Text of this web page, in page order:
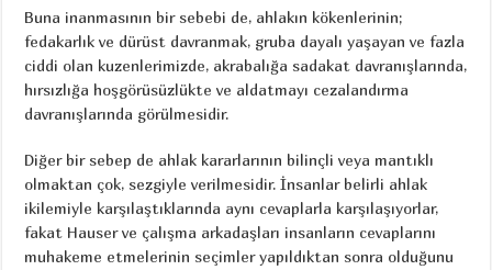
Buna inanmasının bir sebebi de, ahlakın kökenlerinin;
fedakarlık ve dürüst davranmak, gruba dayalı yaşayan ve fazla
ciddi olan kuzenlerimizde, akrabalığa sadakat davranışlarında,
hırsızlığa hoşgörüsüzlükte ve aldatmayı cezalandırma
davranışlarında görülmesidir.
Diğer bir sebep de ahlak kararlarının bilinçli veya mantıklı
olmaktan çok, sezgiyle verilmesidir. İnsanlar belirli ahlak
ikilemiyle karşılaştıklarında aynı cevaplarla karşılaşıyorlar,
fakat Hauser ve çalışma arkadaşları insanların cevaplarını
muhakeme etmelerinin seçimler yapıldıktan sonra olduğunu